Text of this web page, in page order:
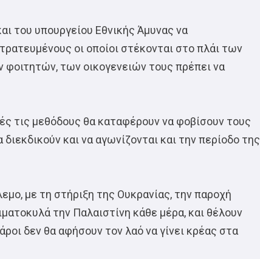
του υπουργείου Εθνικής Άμυνας να
οι οποίοι στέκονται στο πλάι των
των οικογενειών τους πρέπει να
τις μεθόδους θα καταφέρουν να φοβίσουν τους
και να αγωνίζονται και την περίοδο της
με τη στήριξη της Ουκρανίας, την παροχή
την Παλαιστίνη κάθε μέρα, και θέλουν
δεν θα αφήσουν τον λαό να γίνει κρέας στα